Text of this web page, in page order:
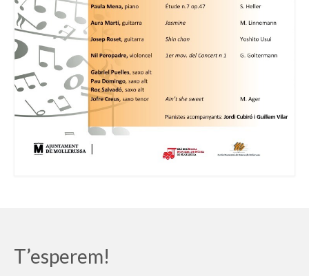
Activitats
Horaris
Horaris curs 2026/2027
Contacta
T’esperem!